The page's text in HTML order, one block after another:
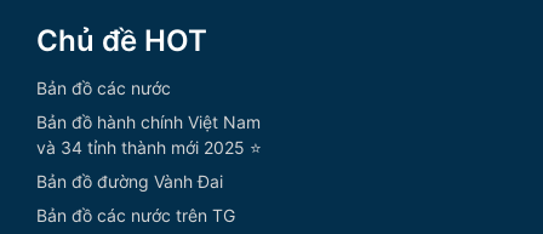
Chủ đề HOT
Bản đồ các nước
Bản đồ hành chính Việt Nam
và 34 tỉnh thành mới 2025 ⭐
Bản đồ đường Vành Đai
Bản đồ các nước trên TG